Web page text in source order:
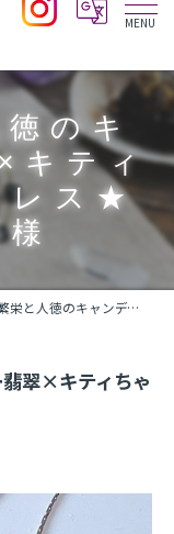
のキ
キティ
レス★
ャンディー翡翠×キティちゃんのネックレス★群馬県M.S様
翠×キティちゃ